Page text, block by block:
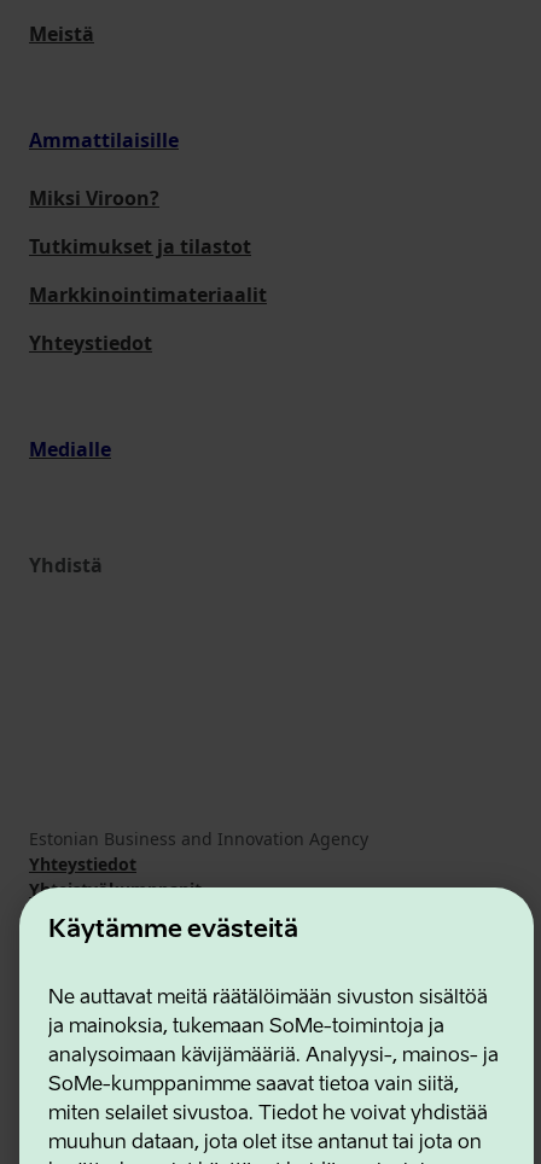
Käytämme evästeitä
Ne auttavat meitä räätälöimään sivuston sisältöä
ja mainoksia, tukemaan SoMe-toimintoja ja
analysoimaan kävijämääriä. Analyysi-, mainos- ja
SoMe-kumppanimme saavat tietoa vain siitä,
miten selailet sivustoa. Tiedot he voivat yhdistää
muuhun dataan, jota olet itse antanut tai jota on
Meistä
Ammattilaisille
Miksi Viroon?
Tutkimukset ja tilastot
Markkinointimateriaalit
Yhteystiedot
Medialle
Yhdistä
Estonian Business and Innovation Agency
Yhteystiedot
Yhteistyökumppanit
Käyttöehdot
Eväste- ja tietosuojakäytäntö